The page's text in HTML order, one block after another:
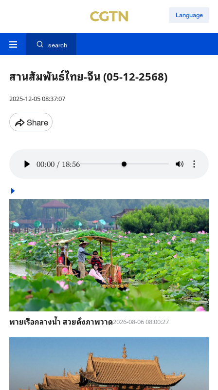
Language
search
สานสัมพันธ์ไทย-จีน (05-12-2568)
2025-12-05 08:37:07
Share
00:00 / 18:56
พายเรือกลางน้ำ สวยดั่งภาพวาด2026-08-06 08:00:27